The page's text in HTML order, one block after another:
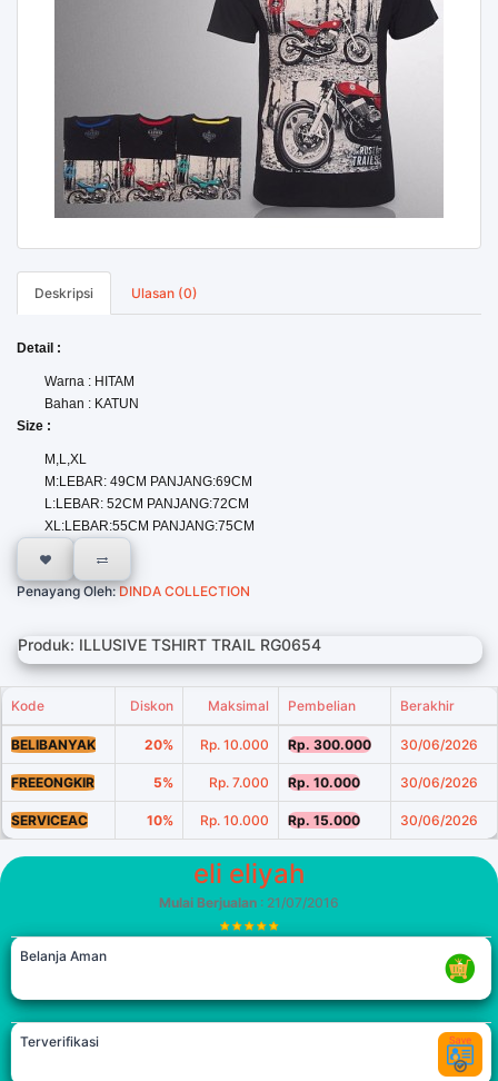
Deskripsi Ulasan (0)
Detail :
Warna : HITAM
Bahan : KATUN
Size :
M,L,XL
M:LEBAR: 49CM PANJANG:69CM
L:LEBAR: 52CM PANJANG:72CM
XL:LEBAR:55CM PANJANG:75CM
Penayang Oleh:DINDA COLLECTION
Produk: ILLUSIVE TSHIRT TRAIL RG0654
Kode Diskon Maksimal Pembelian Berakhir
BELIBANYAK 20% Rp. 10.000 Rp. 300.000 30/06/2026
FREEONGKIR 5% Rp. 7.000 Rp. 10.000 30/06/2026
SERVICEAC 10% Rp. 10.000 Rp. 15.000 30/06/2026
eli eliyah
Mulai Berjualan : 21/07/2016
Belanja Aman
Terverifikasi